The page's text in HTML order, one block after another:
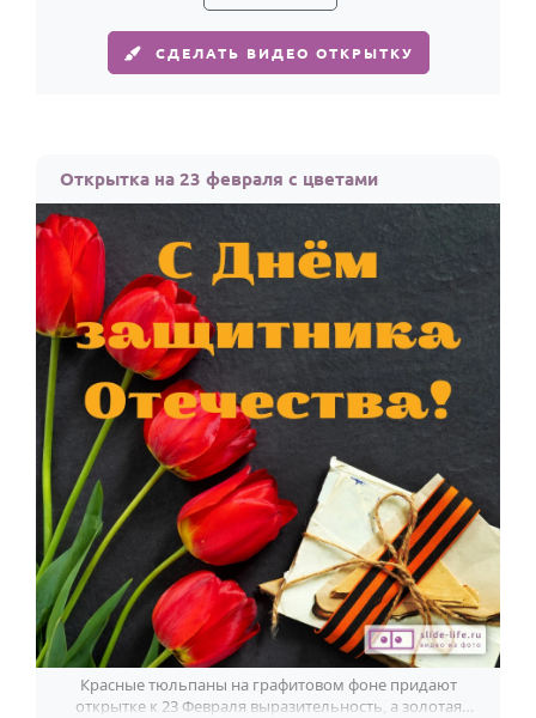
СДЕЛАТЬ ВИДЕО ОТКРЫТКУ
Открытка на 23 февраля с цветами
Красные тюльпаны на графитовом фоне придают
открытке к 23 Февраля выразительность, а золотая